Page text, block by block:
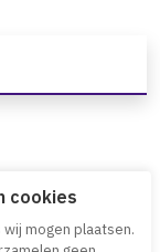
cookies
mogen plaatsen.